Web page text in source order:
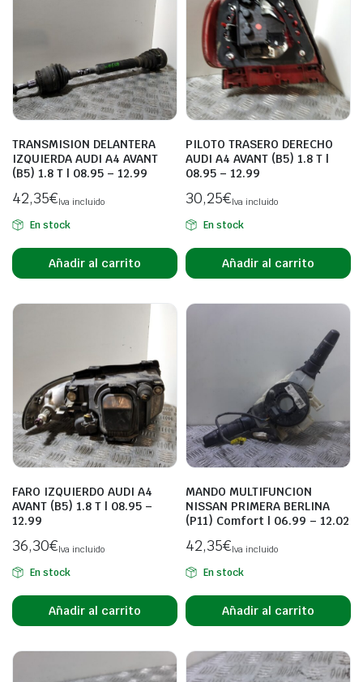
TRANSMISION DELANTERA
IZQUIERDA AUDI A4 AVANT
(B5) 1.8 T | 08.95 – 12.99
42,35€Iva incluido
En stock
Añadir al carrito
PILOTO TRASERO DERECHO
AUDI A4 AVANT (B5) 1.8 T |
08.95 – 12.99
30,25€Iva incluido
En stock
Añadir al carrito
FARO IZQUIERDO AUDI A4
AVANT (B5) 1.8 T | 08.95 –
12.99
36,30€Iva incluido
En stock
Añadir al carrito
MANDO MULTIFUNCION
NISSAN PRIMERA BERLINA
(P11) Comfort | 06.99 – 12.02
42,35€Iva incluido
En stock
Añadir al carrito